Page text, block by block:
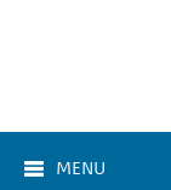
MENU